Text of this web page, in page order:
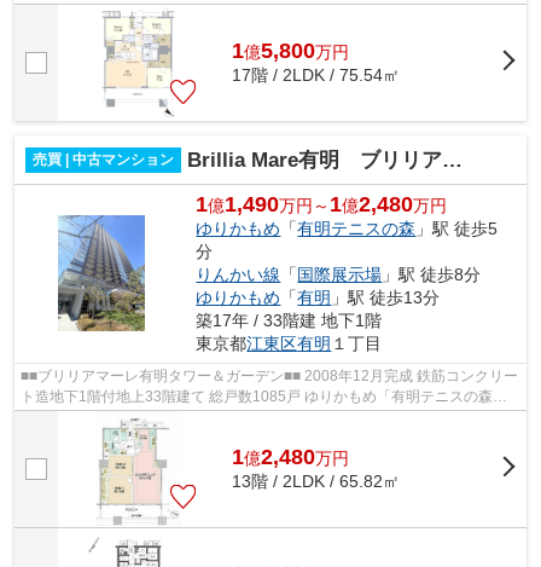
駅徒歩5分 りんかい線「国際展示場」...
1億5,800万円
17階 / 2LDK / 75.54㎡
売買 | 中古マンション Brillia Mare有明 ブリリアマーレ有明
1億1,490万円～ 1億2,480万円
ゆりかもめ 「有明テニスの森 」駅 徒歩5
分
りんかい線 「国際展示場 」駅 徒歩8分
ゆりかもめ 「有明 」駅 徒歩13分
築17年 / 33階建 地下1階
東京都江東区有明 １丁目
■■ブリリアマーレ有明タワー＆ガーデン■■ 2008年12月完成 鉄筋コンクリー
ト造地下1階付地上33階建て 総戸数1085戸 ゆりかもめ「有明テニスの森」
駅徒歩5分 りんかい線「国際展示場」...
1億2,480万円
13階 / 2LDK / 65.82㎡